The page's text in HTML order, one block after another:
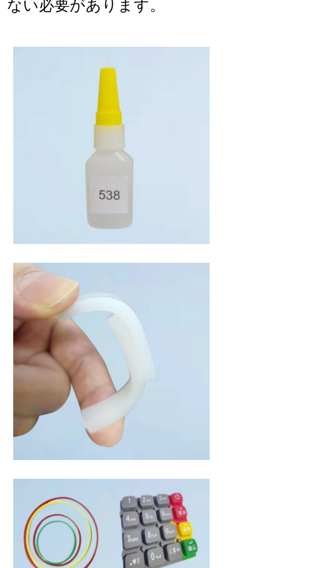
ない必要があります。